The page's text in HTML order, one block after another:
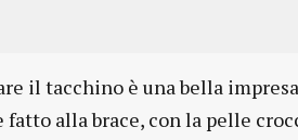
il tacchino è una bella
fatto alla brace, con la pelle